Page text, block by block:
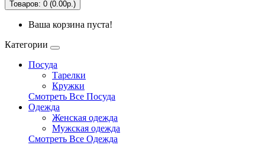
Товаров: 0 (0.00р.)
Ваша корзина пуста!
Категории
Посуда
Тарелки
Кружки
Смотреть Все Посуда
Одежда
Женская одежда
Мужская одежда
Смотреть Все Одежда